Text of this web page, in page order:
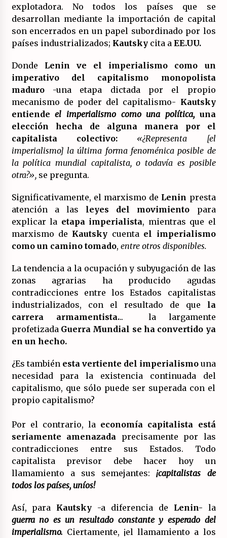
explotadora. No todos los países que se
desarrollan mediante la importación de capital
son encerrados en un papel subordinado por los
países industrializados; Kautsky cita a EE.UU.
Donde Lenin ve el imperialismo como un
imperativo del capitalismo monopolista
maduro-una etapa dictada por el propio
mecanismo de poder del capitalismo- Kautsky
entiendeel imperialismo como una política, una
elección hecha de alguna manera por el
capitalista colectivo: «¿Representa [el
imperialismo] la última forma fenoménica posible de
la política mundial capitalista, o todavía es posible
otra?», se pregunta.
Significativamente, el marxismo de Lenin presta
atención a las leyes del movimiento para
explicar la etapa imperialista, mientras que el
marxismo de Kautsky cuenta el imperialismo
como un camino tomado, entre otros disponibles.
La tendencia a la ocupación y subyugación de las
zonas agrarias ha producido agudas
contradicciones entre los Estados capitalistas
industrializados, con el resultado de que la
carrera armamentista... la largamente
profetizada Guerra Mundial se ha convertido ya
en un hecho.
¿Es también esta vertiente del imperialismo una
necesidad para la existencia continuada del
capitalismo, que sólo puede ser superada con el
propio capitalismo?
Por el contrario, la economía capitalista está
seriamente amenazada precisamente por las
contradicciones entre sus Estados. Todo
capitalista previsor debe hacer hoy un
llamamiento a sus semejantes: ¡capitalistas de
todos los países, uníos!
Así, para Kautsky -a diferencia de Lenin- la
guerra no es un resultado constante y esperado del
imperialismo. Ciertamente, ¡el llamamiento a los